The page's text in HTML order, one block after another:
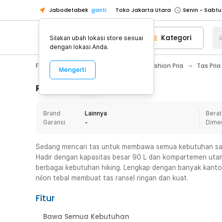
Jabodetabek ganti Toko Jakarta Utara
Toko Tangerang
Toko Cikupa
Pick n Go Jakarta Barat
Senin -
Pick n Go Bekasi
Senin - Jumat
Senin - Jumat
Senin -
Senin -
Toko Tangerang
Toko Cikupa
Pick n Go Jakarta Barat
Senin -
Kategori
Fashion, Make Up & Beauty Care Fashion Pria Tas Pria
Rincian Produk
Brand
Lainnya
Garansi
-
Sedang mencari tas untuk membawa semua kebutuhan
Hadir dengan kapasitas besar 90 L dan kompartemen
berbagai kebutuhan hiking. Lengkap dengan banyak
nilon tebal membuat tas ransel ringan dan kuat.
Fitur
Bawa Semua Kebutuhan
Silakan ubah lokasi store sesuai
dengan lokasi Anda.
Mengerti